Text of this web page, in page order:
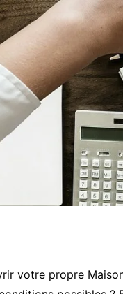
votre propre